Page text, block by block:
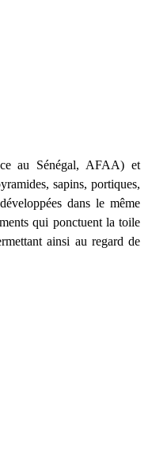
au Sénégal, AFAA) et
sapins, portiques,
dans le même
qui ponctuent la toile
ainsi au regard de